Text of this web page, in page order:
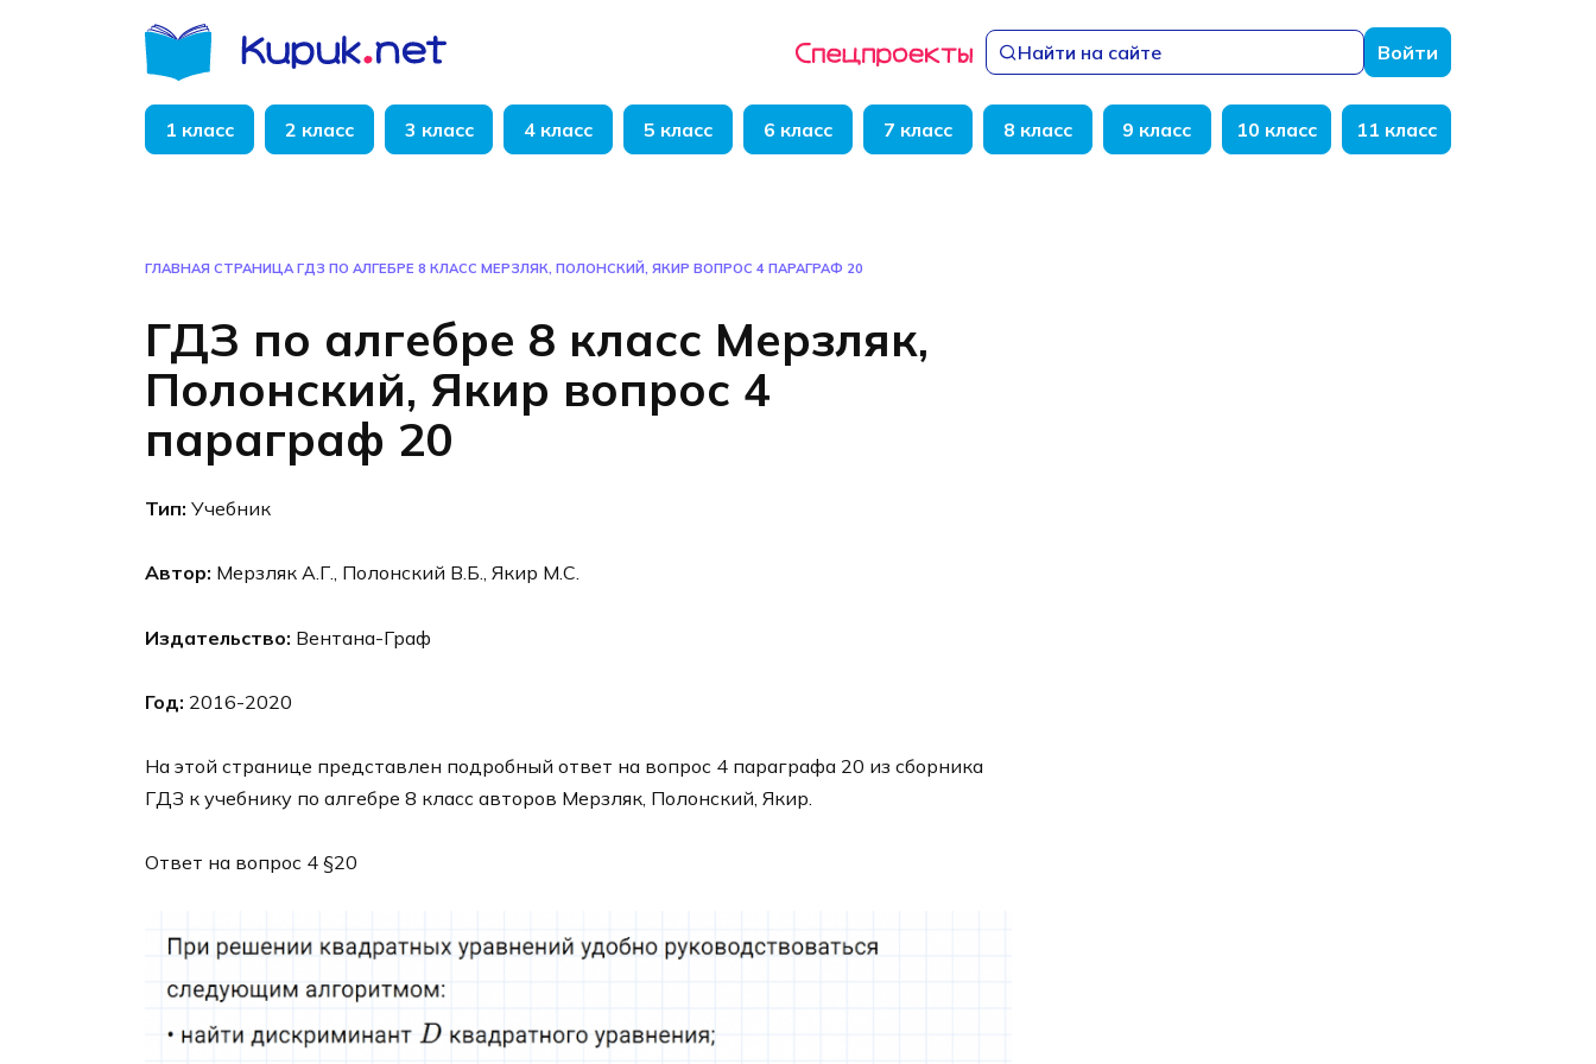
Найти на сайте Войти
1 класс 2 класс 3 класс 4 класс 5 класс 6 класс 7 класс 8 класс 9 класс 10 класс 11 класс
ГЛАВНАЯ СТРАНИЦА ГДЗ ПО АЛГЕБРЕ 8 КЛАСС МЕРЗЛЯК, ПОЛОНСКИЙ, ЯКИР ВОПРОС 4 ПАРАГРАФ 20
ГДЗ по алгебре 8 класс Мерзляк,
Полонский, Якир вопрос 4
параграф 20
Тип: Учебник
Автор: Мерзляк А.Г., Полонский В.Б., Якир М.С.
Издательство: Вентана-Граф
Год: 2016-2020
На этой странице представлен подробный ответ на вопрос 4 параграфа 20 из сборника
ГДЗ к учебнику по алгебре 8 класс авторов Мерзляк, Полонский, Якир.
Ответ на вопрос 4 §20